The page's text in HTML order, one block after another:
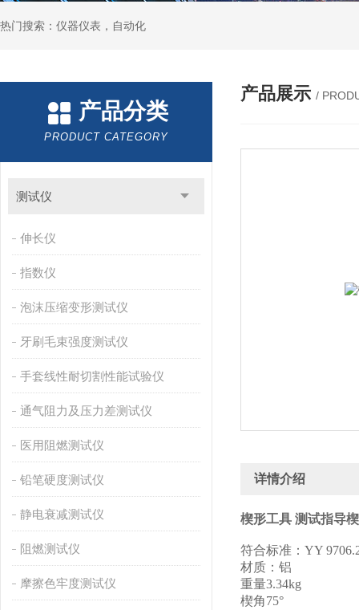
热门搜索：仪器仪表，自动化
产品分类
PRODUCT CATEGORY
测试仪
伸长仪
指数仪
泡沫压缩变形测试仪
牙刷毛束强度测试仪
手套线性耐切割性能试验仪
通气阻力及压力差测试仪
医用阻燃测试仪
铅笔硬度测试仪
静电衰减测试仪
阻燃测试仪
摩擦色牢度测试仪
产品展示 /
详情介绍
楔形工具 测试指导
符合标准：YY
材质：铝
重量3.34kg
楔角75°